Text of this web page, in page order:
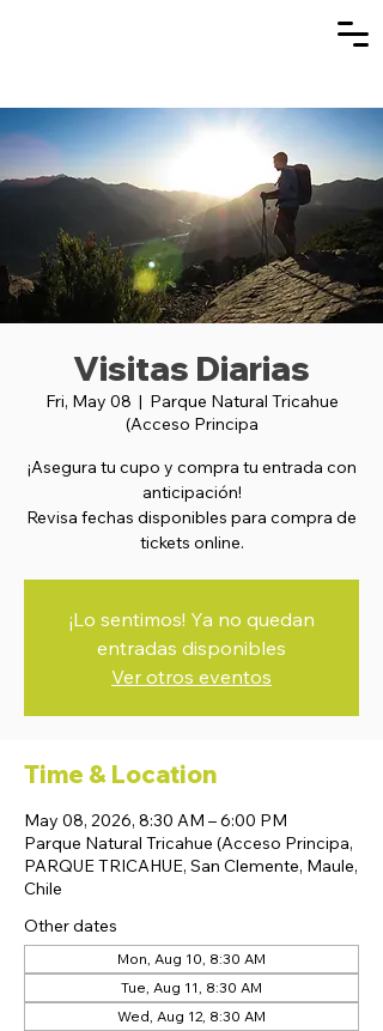
Visitas Diarias
Fri, May 08
  |
Parque Natural Tricahue
(Acceso Principa
¡Asegura tu cupo y compra tu entrada con
anticipación!
Revisa fechas disponibles para compra de
tickets online.
¡Lo sentimos! Ya no quedan
entradas disponibles
Ver otros eventos
Time & Location
May 08, 2026, 8:30 AM – 6:00 PM
Parque Natural Tricahue (Acceso Principa,
PARQUE TRICAHUE, San Clemente, Maule,
Chile
Other dates
Mon, Aug 10, 8:30 AM
Tue, Aug 11, 8:30 AM
Wed, Aug 12, 8:30 AM